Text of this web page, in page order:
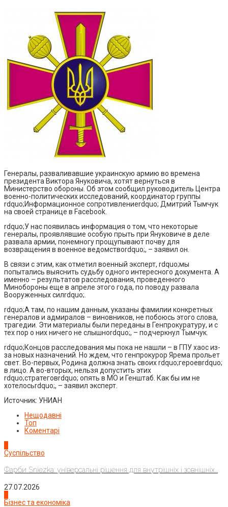
Генералы, разваливавшие украинскую армию во времена
президента Виктора Януковича, хотят вернуться в
Министерство обороны. Об этом сообщил руководитель Центра
военно-политических исследований, координатор группы
rdquo;Информационное сопротивлениеrdquo; Дмитрий Тымчук
на своей странице в Facebook.
rdquo;У нас появилась информация о том, что некоторые
генералы, проявлявшие особую прыть при Януковиче в деле
развала армии, понемногу прощупывают почву для
возвращения в военное ведомствоrdquo;, – заявил он.
В связи с этим, как отметил военный эксперт, rdquo;мы
попытались выяснить судьбу одного интересного документа. А
именно – результатов расследования, проведенного
Минобороны еще в апреле этого года, по поводу развала
Вооруженных силrdquo;.
rdquo;А там, по нашим данным, указаны фамилии конкретных
генералов и адмиралов – виновников, не побоюсь этого слова,
трагедии. Эти материалы были переданы в Генпрокуратуру, и с
тех пор о них ничего не слышноrdquo;, – подчеркнул Тымчук.
rdquo;Концов расследования мы пока не нашли – в ГПУ хаос из-
за новых назначений. Но ждем, что генпрокурор Ярема прольет
свет. Во-первых, Родина должна знать своих rdquo;героевrdquo;
в лицо. А во-вторых, нельзя допустить этих
rdquo;стратеговrdquo; опять в МО и Генштаб. Как бы им не
хотелосьrdquo;, – заявил эксперт.
Источник: УНИАН
Нещодавні
Топ
Коментарі
Суспільство
Фарби Sniezka: універсальні рішення для внутрішніх і зовнішніх...
27.07.2026
Бізнес та економіка